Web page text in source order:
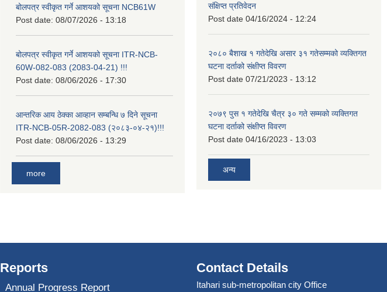
बोलपत्र स्वीकृत गर्ने आशयको सूचना NCB61W
Post date: 08/07/2026 - 13:18
बोलपत्र स्वीकृत गर्ने आशयको सूचना ITR-NCB-
60W-082-083 (2083-04-21) !!!
Post date: 08/06/2026 - 17:30
आन्तरिक आय ठेक्का आव्हान सम्बन्धि ७ दिने सूचना
ITR-NCB-05R-2082-083 (२०८३-०४-२१)!!!
Post date: 08/06/2026 - 13:29
more
संक्षिप्त प्रतिवेदन
Post date 04/16/2024 - 12:24
२०८० बैशाख १ गतेदेखि असार ३१ गतेसम्मको व्यक्तिगत
घटना दर्ताको संक्षीप्त विवरण
Post date 07/21/2023 - 13:12
२०७९ पुस १ गतेदेखि चैत्र ३० गते सम्मको व्यक्तिगत
घटना दर्ताको संक्षीप्त विवरण
Post date 04/16/2023 - 13:03
अन्य
Reports
Annual Progress Report
Contact Details
Itahari sub-metropolitan city Office